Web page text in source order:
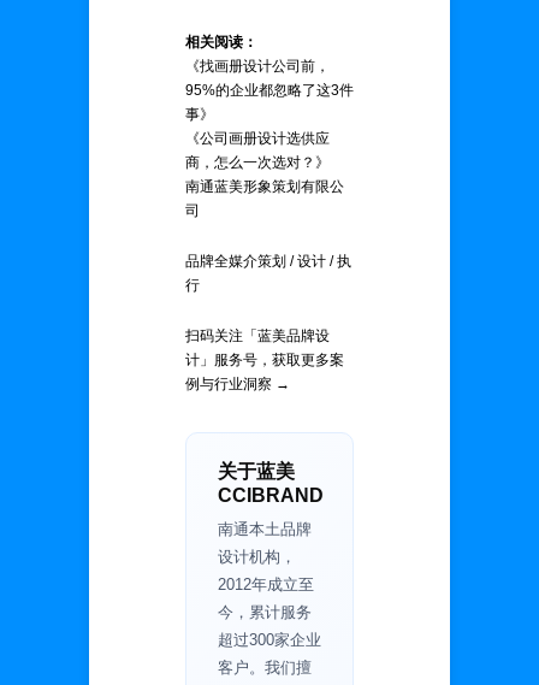
相关阅读：
《找画册设计公司前，
95%的企业都忽略了这3件
事》
《公司画册设计选供应
商，怎么一次选对？》
南通蓝美形象策划有限公
司
品牌全媒介策划 / 设计 / 执
行
扫码关注「蓝美品牌设
计」服务号，获取更多案
例与行业洞察 →
关于蓝美
CCIBRAND
南通本土品牌
设计机构，
2012年成立至
今，累计服务
超过300家企业
客户。我们擅